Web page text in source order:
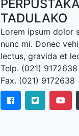
TADULAKO
Lorem ipsum dolor
nunc mi. Donec
lectus, gravida et
Telp. (021) 9172638
Fax. (021) 9172638